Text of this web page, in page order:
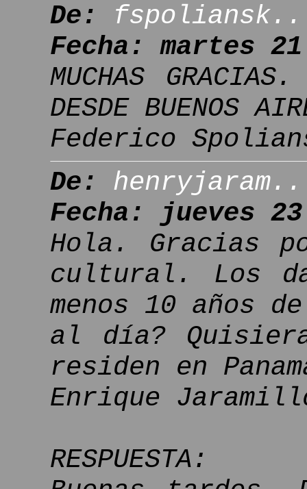
De:
Fecha: martes
MUCHAS
DESDE BUENOS
Federico
De:
Fecha: jueves
Hola. Gracias
cultural. Los
menos 10 años
al día?
residen en
Enrique
RESPUESTA: